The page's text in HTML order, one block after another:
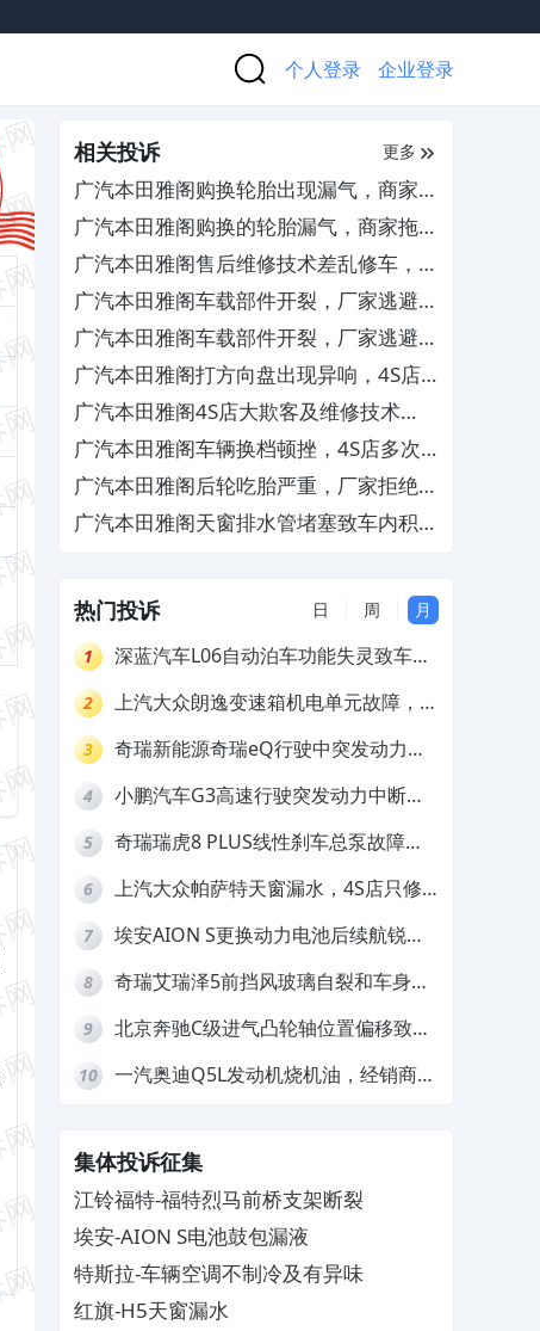
个人登录 企业登录
相关投诉 更多
广汽本田雅阁购换轮胎出现漏气，商家推
诿检测责任且拒绝退换货
广汽本田雅阁购换的轮胎漏气，商家拖延
检测拒担责
广汽本田雅阁售后维修技术差乱修车，厂
家需严惩处罚相关人员
广汽本田雅阁车载部件开裂，厂家逃避责
任拒绝保修
广汽本田雅阁车载部件开裂，厂家逃避责
任拒绝保修
广汽本田雅阁打方向盘出现异响，4S店
屡次维修未彻底解决
广汽本田雅阁4S店大欺客及维修技术
差，要求修复车辆并赔偿损失
广汽本田雅阁车辆换档顿挫，4S店多次
维修未解决
广汽本田雅阁后轮吃胎严重，厂家拒绝索
赔更换
广汽本田雅阁天窗排水管堵塞致车内积水
热门投诉 日 周 月
1
深蓝汽车L06自动泊车功能失灵致车辆
2
上汽大众朗逸变速箱机电单元故障，厂
3
奇瑞新能源奇瑞eQ行驶中突发动力受
拒绝三电质保
4
小鹏汽车G3高速行驶突发动力中断，
5
奇瑞瑞虎8 PLUS线性刹车总泵故障，
6
上汽大众帕萨特天窗漏水，4S店只修
7
埃安AION S更换动力电池后续航锐
8
奇瑞艾瑞泽5前挡风玻璃自裂和车身多
9
北京奔驰C级进气凸轮轴位置偏移致发
10
一汽奥迪Q5L发动机烧机油，经销商推
集体投诉征集
江铃福特-福特烈马前桥支架断裂
埃安-AION S电池鼓包漏液
特斯拉-车辆空调不制冷及有异味
红旗-H5天窗漏水